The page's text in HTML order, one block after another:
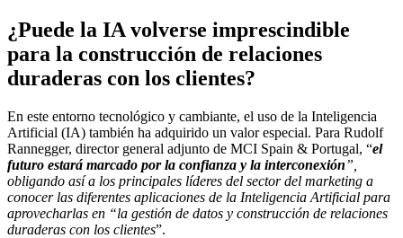
¿Puede la IA volverse imprescindible
para la construcción de relaciones
duraderas con los clientes?
En este entorno tecnológico y cambiante, el uso de la Inteligencia
Artificial (IA) también ha adquirido un valor especial. Para Rudolf
Rannegger, director general adjunto de MCI Spain & Portugal, “el
futuro estará marcado por la confianza y la interconexión”,
obligando así a los principales líderes del sector del marketing a
conocer las diferentes aplicaciones de la Inteligencia Artificial para
aprovecharlas en “la gestión de datos y construcción de relaciones
duraderas con los clientes”.